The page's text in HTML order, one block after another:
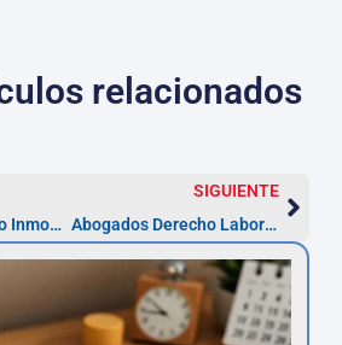
relacionados
Abogados Derecho Inmobiliario en Córdoba
SIGUIENTE
Abogados Derecho Laboral en Córdoba — Guía práctica 2026